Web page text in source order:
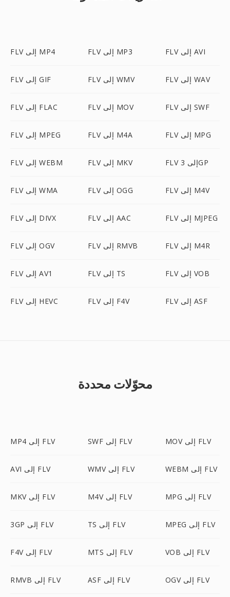
FLV إلى MP4 FLV إلى MP3 FLV إلى AVI
FLV إلى GIF FLV إلى WMV FLV إلى WAV
FLV إلى FLAC FLV إلى MOV FLV إلى SWF
FLV إلى MPEG FLV إلى M4A FLV إلى MPG
FLV إلى WEBM FLV إلى MKV FLV إلى 3GP
FLV إلى WMA FLV إلى OGG FLV إلى M4V
FLV إلى DIVX FLV إلى AAC FLV إلى MJPEG
FLV إلى OGV FLV إلى RMVB FLV إلى M4R
FLV إلى AV1 FLV إلى TS FLV إلى VOB
FLV إلى HEVC FLV إلى F4V FLV إلى ASF
محوّلات محددة
MP4 إلى FLV SWF إلى FLV MOV إلى FLV
AVI إلى FLV WMV إلى FLV WEBM إلى FLV
MKV إلى FLV M4V إلى FLV MPG إلى FLV
3GP إلى FLV TS إلى FLV MPEG إلى FLV
F4V إلى FLV MTS إلى FLV VOB إلى FLV
RMVB إلى FLV ASF إلى FLV OGV إلى FLV